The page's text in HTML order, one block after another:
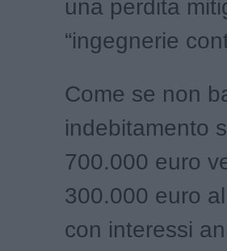
una perdita
“ingegnerie
Come se non
indebitamento
700.000 euro
300.000 euro
con interessi